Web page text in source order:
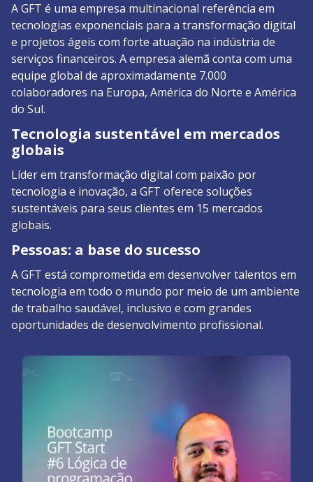
A GFT é uma empresa multinacional referência em
tecnologias exponenciais para a transformação digital
e projetos ágeis com forte atuação na indústria de
serviços financeiros. A empresa alemã conta com uma
equipe global de aproximadamente 7.000
colaboradores na Europa, América do Norte e América
do Sul.
Tecnologia sustentável em mercados
globais
Líder em transformação digital com paixão por
tecnologia e inovação, a GFT oferece soluções
sustentáveis para seus clientes em 15 mercados
globais.
Pessoas: a base do sucesso
A GFT está comprometida em desenvolver talentos em
tecnologia em todo o mundo por meio de um ambiente
de trabalho saudável, inclusivo e com grandes
oportunidades de desenvolvimento profissional.